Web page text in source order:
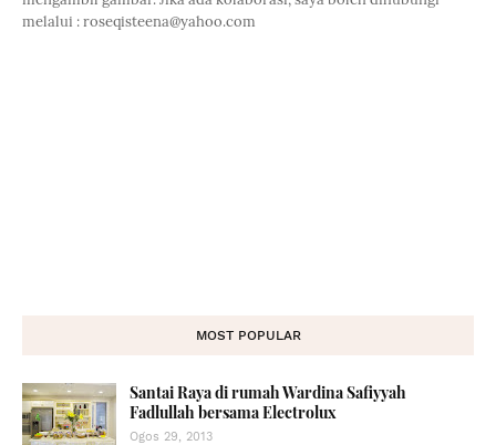
melalui : roseqisteena@yahoo.com
MOST POPULAR
Santai Raya di rumah Wardina Safiyyah
Fadlullah bersama Electrolux
Ogos 29, 2013